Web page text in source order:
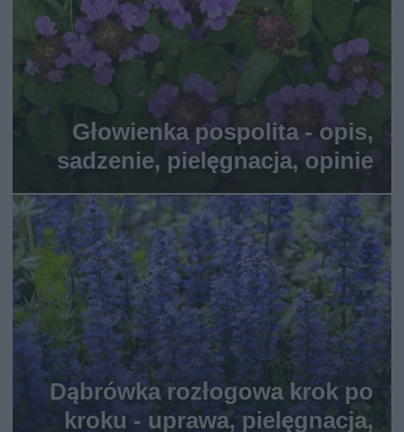
Głowienka pospolita - opis,
sadzenie, pielęgnacja, opinie
Dąbrówka rozłogowa krok po
kroku - uprawa, pielęgnacja,